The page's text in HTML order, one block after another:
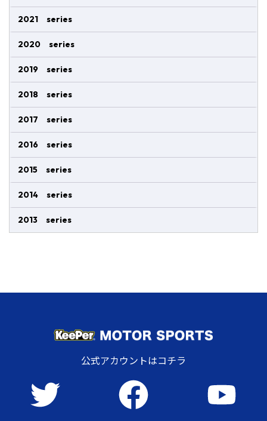
2021 series
2020 series
2019 series
2018 series
2017 series
2016 series
2015 series
2014 series
2013 series
公式アカウントはコチラ